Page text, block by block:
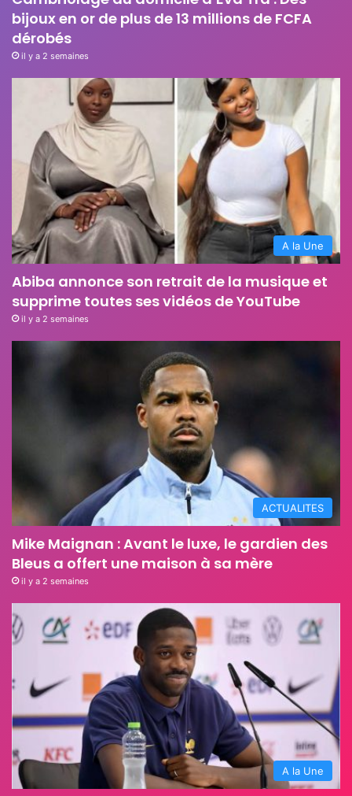
bijoux en or de plus de 13 millions de FCFA
dérobés
il y a 2 semaines
A la Une
Abiba annonce son retrait de la musique et
supprime toutes ses vidéos de YouTube
il y a 2 semaines
ACTUALITES
Mike Maignan : Avant le luxe, le gardien des
Bleus a offert une maison à sa mère
il y a 2 semaines
A la Une